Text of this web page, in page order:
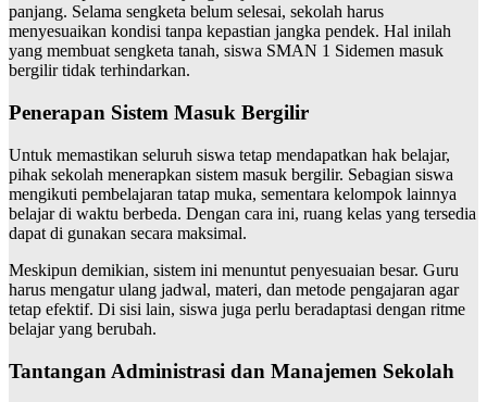
panjang. Selama sengketa belum selesai, sekolah harus
menyesuaikan kondisi tanpa kepastian jangka pendek. Hal inilah
yang membuat sengketa tanah, siswa SMAN 1 Sidemen masuk
bergilir tidak terhindarkan.
Penerapan Sistem Masuk Bergilir
Untuk memastikan seluruh siswa tetap mendapatkan hak belajar,
pihak sekolah menerapkan sistem masuk bergilir. Sebagian siswa
mengikuti pembelajaran tatap muka, sementara kelompok lainnya
belajar di waktu berbeda. Dengan cara ini, ruang kelas yang tersedia
dapat di gunakan secara maksimal.
Meskipun demikian, sistem ini menuntut penyesuaian besar. Guru
harus mengatur ulang jadwal, materi, dan metode pengajaran agar
tetap efektif. Di sisi lain, siswa juga perlu beradaptasi dengan ritme
belajar yang berubah.
Tantangan Administrasi dan Manajemen Sekolah